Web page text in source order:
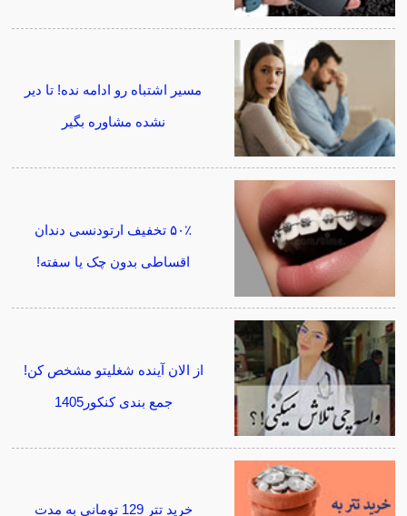
مسیر اشتباه رو ادامه نده! تا دیر
نشده مشاوره بگیر
۵۰٪ تخفیف ارتودنسی دندان
اقساطی بدون چک یا سفته!
از الان آینده شغلیتو مشخص کن!
جمع بندی کنکور1405
خرید تتر 129 تومانی به مدت